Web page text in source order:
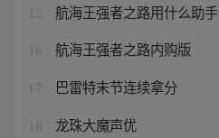
15 航海王强者之路用什么助手
16 航海王强者之路内购版
17 巴雷特末节连续拿分
18 龙珠大魔声优